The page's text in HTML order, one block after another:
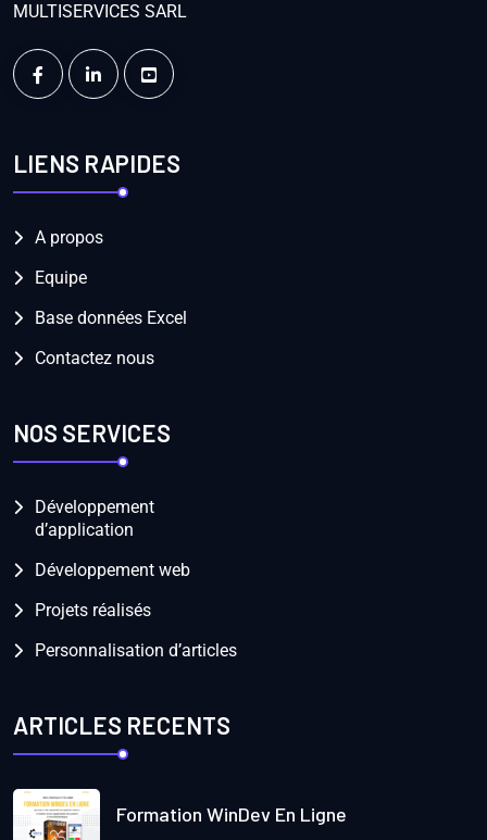
MULTISERVICES SARL
LIENS RAPIDES
A propos
Equipe
Base données Excel
Contactez nous
NOS SERVICES
Développement
d’application
Développement web
Projets réalisés
Personnalisation d’articles
ARTICLES RECENTS
Formation WinDev En Ligne